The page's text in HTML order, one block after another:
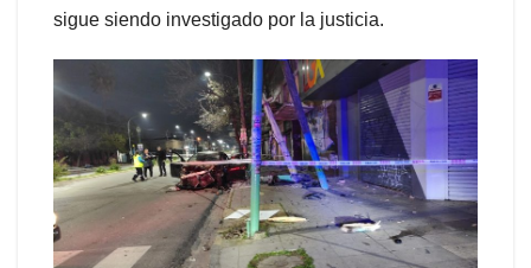
sigue siendo investigado por la justicia.